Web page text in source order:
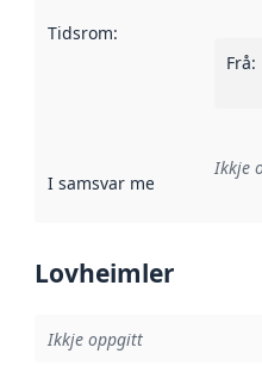
Tidsrom:
Frå:
I samsvar med
Ikkje
Lovheimler
Ikkje oppgitt